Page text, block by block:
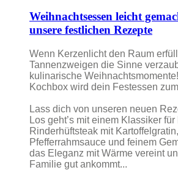
Weihnachtsessen leicht
unsere festlichen Rezepte
Wenn Kerzenlicht den Raum
Tannenzweigen die Sinne
kulinarische
Kochbox wird dein Festessen
Lass dich von unseren neuen
Los geht’s mit einem Klassiker
Rinderhüftsteak mit
Pfefferrahmsauce und feinem
das Eleganz mit Wärme vereint
Familie gut ankommt...